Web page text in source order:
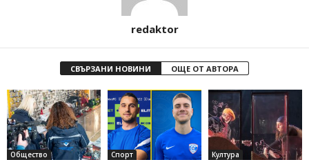
redaktor
СВЪРЗАНИ НОВИНИ ОЩЕ ОТ АВТОРА
Общество Спорт Култура